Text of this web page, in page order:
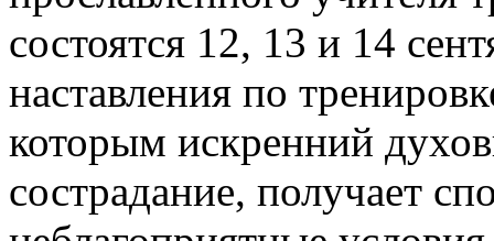
состоятся 12, 13 и 14
наставления по
которым искренний
сострадание, получает